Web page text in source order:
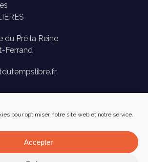
pour optimiser notre site web et notre service.
Accepter
du Pré la Reine
Ferrand